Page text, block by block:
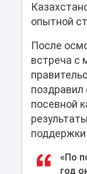
опытной
После
встреча с
посевной
поддержки
«По
год